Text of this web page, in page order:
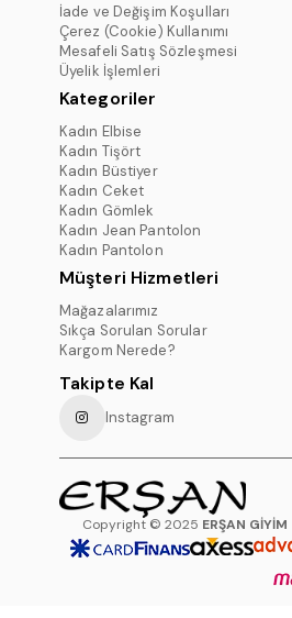
İade ve Değişim Koşulları
Çerez (Cookie) Kullanımı
Mesafeli Satış Sözleşmesi
Üyelik İşlemleri
Kategoriler
Kadın Elbise
Kadın Tişört
Kadın Büstiyer
Kadın Ceket
Kadın Gömlek
Kadın Jean Pantolon
Kadın Pantolon
Müşteri Hizmetleri
Mağazalarımız
Sıkça Sorulan Sorular
Kargom Nerede?
Takipte Kal
Instagram
Copyright © 2025 ERŞAN GİYİM